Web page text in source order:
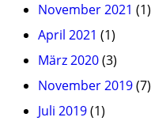
November 2021 (1)
April 2021 (1)
März 2020(3)
November 2019(7)
Juli 2019(1)